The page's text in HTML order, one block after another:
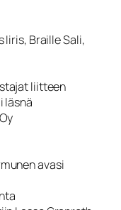
Iiris, Braille Sali,
liitteen
läsnä
avasi